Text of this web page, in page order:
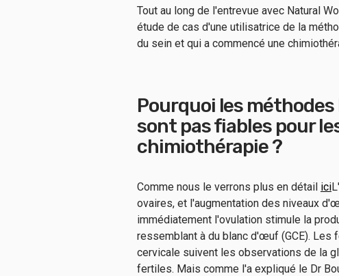
Tout au long de l'entrevue avec Natural
étude de cas d'une utilisatrice de la
du sein et qui a commencé une
Pourquoi les
sont pas fiables pour
chimiothérapie ?
Comme nous le verrons plus en détail ici
ovaires, et l'augmentation des niveaux
immédiatement l'ovulation stimule la
ressemblant à du blanc d'œuf (GCE). Les
cervicale suivent les observations de la
fertiles. Mais comme l'a expliqué le Dr